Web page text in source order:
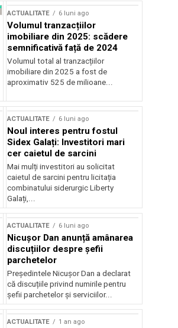
ACTUALITATE 6 luni ago
Volumul tranzacțiilor
imobiliare din 2025: scădere
semnificativă față de 2024
Volumul total al tranzacțiilor
imobiliare din 2025 a fost de
aproximativ 525 de milioane...
ACTUALITATE 6 luni ago
Noul interes pentru fostul
Sidex Galați: Investitori mari
cer caietul de sarcini
Mai mulți investitori au solicitat
caietul de sarcini pentru licitația
combinatului siderurgic Liberty
Galați,...
ACTUALITATE 6 luni ago
Nicușor Dan anunță amânarea
discuțiilor despre șefii
parchetelor
Președintele Nicușor Dan a declarat
că discuțiile privind numirile pentru
șefii parchetelor și serviciilor...
ACTUALITATE 1 an ago